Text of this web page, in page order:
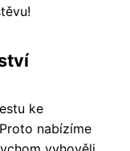
ke
nabízíme